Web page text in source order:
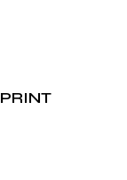
PRINT